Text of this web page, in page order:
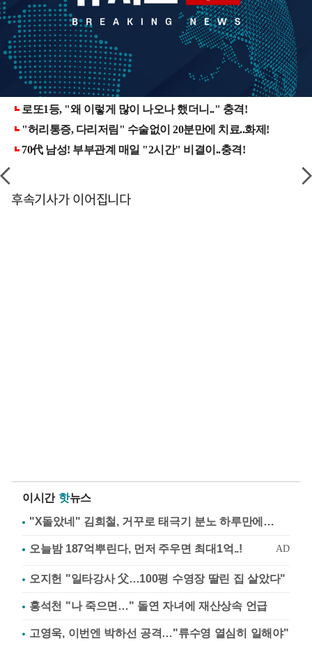
후속기사가 이어집니다
이시간 핫뉴스
"X돌았네" 김희철, 거꾸로 태극기 분노 하루만에…
오지헌 "일타강사 父…100평 수영장 딸린 집 살았다"
홍석천 "나 죽으면…" 돌연 자녀에 재산상속 언급
고영욱, 이번엔 박하선 공격…"류수영 열심히 일해야"